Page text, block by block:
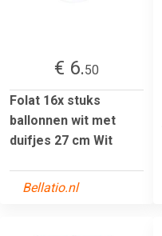
€ 6.50
Folat 16x stuks
ballonnen wit met
duifjes 27 cm Wit
Bellatio.nl